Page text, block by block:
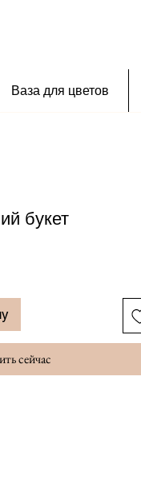
Ваза для цветов
букет
сейчас